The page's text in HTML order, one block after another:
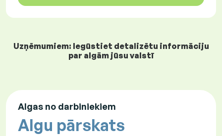
Uzņēmumiem: Iegūstiet detalizētu informāciju
par algām jūsu valstī
Algas no darbiniekiem
Algu pārskats